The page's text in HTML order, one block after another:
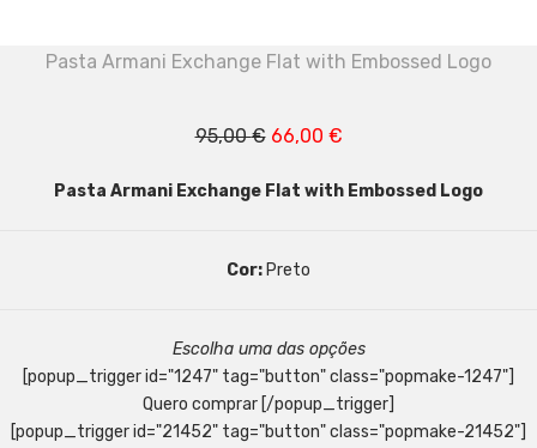
original
atual
Pasta Armani Exchange Flat with Embossed Logo
95,00€ O
original
95,00 €.
66,00 €O
atual
Pasta Armani Exchange Flat with Embossed Logo
Cor: Preto
Escolha uma das opções
[popup_trigger id="1247" tag="button" class="popmake-1247"]
Quero comprar [/popup_trigger]
[popup_trigger id="21452" tag="button" class="popmake-21452"]